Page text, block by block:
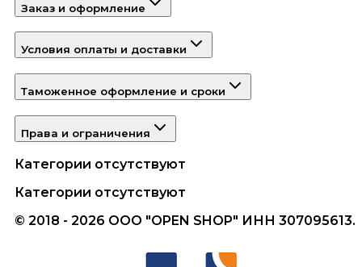
Заказ и оформление
Условия оплаты и доставки
Таможенное оформление и сроки
Права и ограничения
Категории отсутствуют
Категории отсутствуют
© 2018 - 2026 ООО "OPEN SHOP" ИНН 307095613.